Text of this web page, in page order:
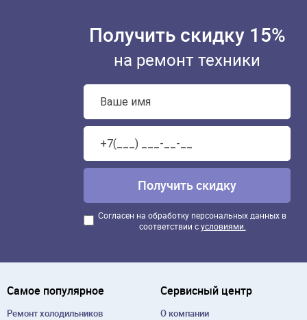
Получить скидку 15%
на ремонт техники
Согласен на обработку персональных данных в
соответствии сусловиями.
Самое популярное
Ремонт холодильников
Сервисный центр
О компании